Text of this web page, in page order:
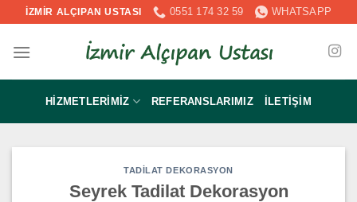
İçeriğeİZMİR ALÇIPAN USTASI 0551 174 32 59 WHATSAPP
HIZMETLERIMIZ REFERANSLARIMIZ İLETIŞIM
TADILAT DEKORASYON
Seyrek Tadilat Dekorasyon